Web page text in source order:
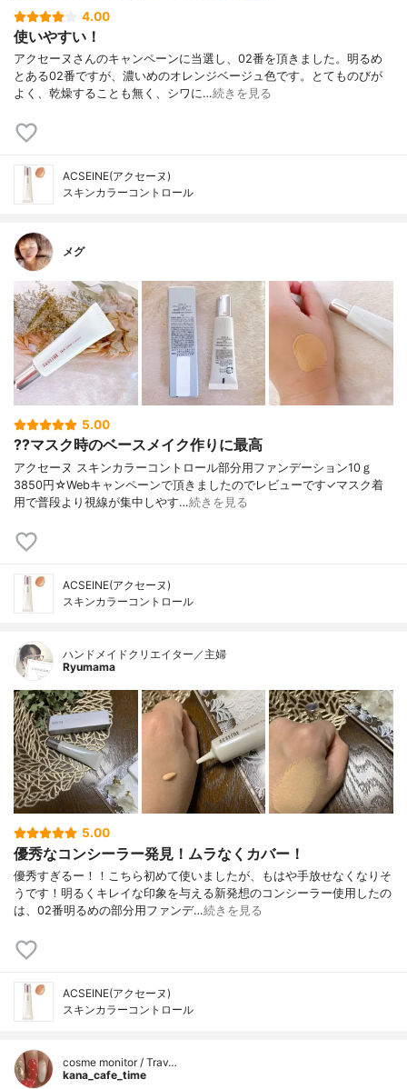
4.00
使いやすい！
アクセーヌさんのキャンペーンに当選し、02番を頂きました。明るめ
とある02番ですが、濃いめのオレンジベージュ色です。とてものびが
よく、乾燥することも無く、シワに…続きを見る
ACSEINE(アクセーヌ)
スキンカラーコントロール
メグ
5.00
??マスク時のベースメイク作りに最高
アクセーヌ スキンカラーコントロール部分用ファンデーション10ｇ
3850円☆Webキャンペーンで頂きましたのでレビューです✓マスク着
用で普段より視線が集中しやす…続きを見る
ACSEINE(アクセーヌ)
スキンカラーコントロール
ハンドメイドクリエイター／主婦
Ryumama
5.00
優秀なコンシーラー発見！ムラなくカバー！
優秀すぎるー！！こちら初めて使いましたが、もはや手放せなくなりそ
うです！明るくキレイな印象を与える新発想のコンシーラー使用したの
は、02番明るめの部分用ファンデ…続きを見る
ACSEINE(アクセーヌ)
スキンカラーコントロール
cosme monitor / Trav…
kana_cafe_time